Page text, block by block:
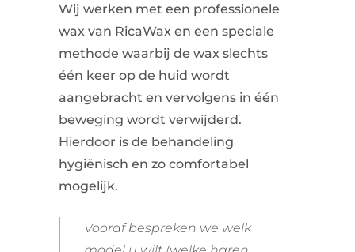
Wij werken met een professionele
wax van RicaWax en een speciale
methode waarbij de wax slechts
één keer op de huid wordt
aangebracht en vervolgens in één
beweging wordt verwijderd.
Hierdoor is de behandeling
hygiënisch en zo comfortabel
mogelijk.
Vooraf bespreken we welk